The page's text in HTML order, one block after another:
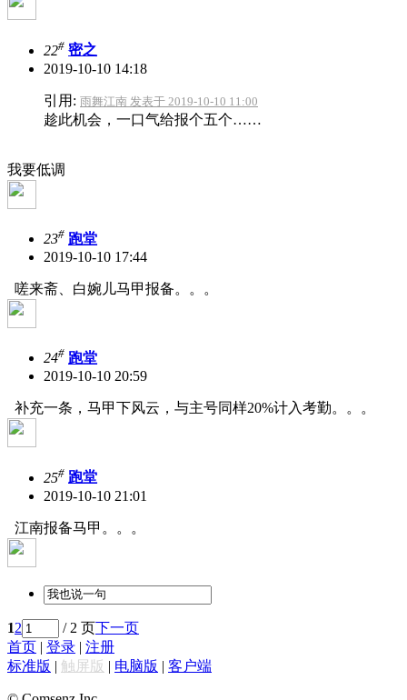
22# 密之
2019-10-10 14:18
引用: 雨舞江南 发表于 2019-10-10 11:00
趁此机会，一口气给报个五个……
我要低调
23# 跑堂
2019-10-10 17:44
嗟来斋、白婉儿马甲报备。。。
24# 跑堂
2019-10-10 20:59
补充一条，马甲下风云，与主号同样20%计入考勤。。。
25# 跑堂
2019-10-10 21:01
江南报备马甲。。。
12 / 2 页下一页
首页 | 登录 | 注册
标准版 | 触屏版 | 电脑版 | 客户端